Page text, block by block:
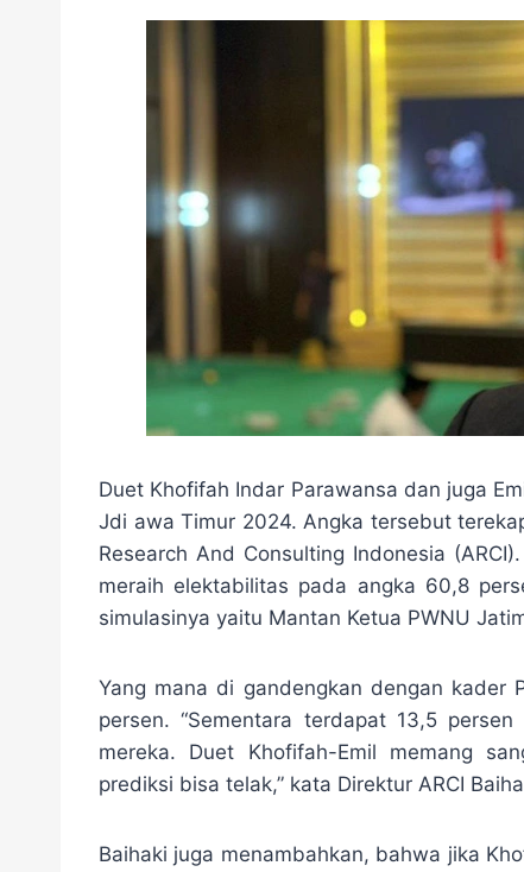
Duet Khofifah Indar Parawansa dan juga
Jdi awa Timur 2024. Angka tersebut
Research And Consulting Indonesia
meraih elektabilitas pada angka 60,8
simulasinya yaitu Mantan Ketua PWNU
Yang mana di gandengkan dengan kader
persen. “Sementara terdapat 13,5
mereka. Duet Khofifah-Emil memang
prediksi bisa telak,” kata Direktur ARCI
Baihaki juga menambahkan, bahwa jika